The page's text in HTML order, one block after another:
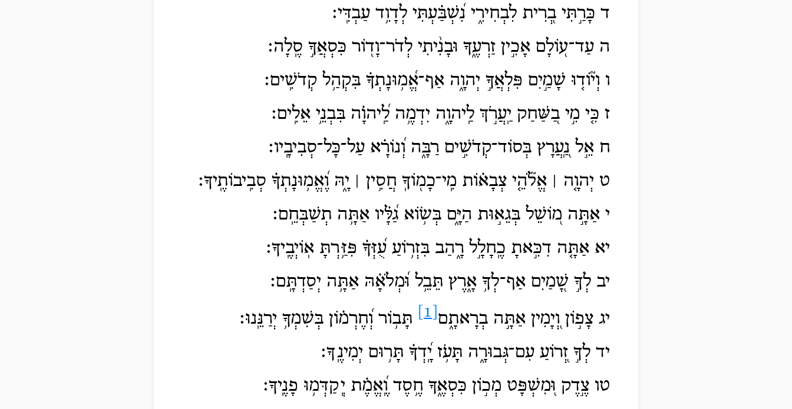
ד כָּרַ֣תִּי בְ֭רִית לִבְחִירִ֑י נִ֝שְׁבַּ֗עְתִּי לְדָוִ֥ד עַבְדִּֽי׃
ה עַד־ע֭וֹלָם אָכִ֣ין זַרְעֶ֑ךָ וּבָנִ֨יתִי לְדֹר־וָד֖וֹר כִּסְאֲךָ֣ סֶֽלָה׃
ו וְי֘וֹד֤וּ שָׁמַ֣יִם פִּלְאֲךָ֣ יְהוָ֑ה אַף־אֱ֝מ֥וּנָתְךָ֗ בִּקְהַ֥ל קְדֹשִֽׁים׃
ז כִּ֤י מִ֣י בַ֭שַּׁחַק יַֽעֲרֹ֣ךְ לַֽיהוָ֑ה יִדְמֶ֥ה לַֽ֝יהוָ֗ה בִּבְנֵ֥י אֵלִֽים׃
ח אֵ֣ל נַֽ֭עֲרָץ בְּסוֹד־קְדֹשִׁ֣ים רַבָּ֑ה וְ֝נוֹרָ֗א עַל־כָּל־סְבִיבָֽיו׃
ט יְהוָ֤ה ׀ אֱלֹ֘הֵ֤י צְבָא֗וֹת מִֽי־כָמ֖וֹךָֽ חֲסִ֥ין ׀ יָ֑הּ וֶ֝אֱמ֥וּנָתְךָ֗ סְבִֽיבוֹתֶֽיךָ׃
י אַתָּ֣ה מ֭וֹשֵׁל בְּגֵא֣וּת הַיָּ֑ם בְּשׂ֥וֹא גַ֝לָּ֗יו אַתָּ֥ה תְשַׁבְּחֵֽם׃
יא אַתָּ֤ה דִכִּ֣אתָ כֶֽחָלָ֣ל רָ֑הַב בִּזְר֥וֹעַ עֻ֝זְּךָ֗ פִּזַּ֥רְתָּ אֽוֹיְבֶֽיךָ׃
יב לְךָ֣ שָׁ֭מַיִם אַף־לְךָ֥ אָ֑רֶץ תֵּבֵ֥ל וּ֝מְלֹאָ֗הּ אַתָּ֥ה יְסַדְתָּֽם׃
יג צָפ֣וֹן וְ֭יָמִין אַתָּ֣ה בְרָאתָ֑ם
תָּב֥וֹר וְ֝חֶרְמ֗וֹן בְּשִׁמְךָ֥ יְרַנֵּֽנוּ׃
יד לְךָ֣ זְ֭רוֹעַ עִם־גְּבוּרָ֑ה תָּעֹ֥ז יָֽ֝דְךָ֗ תָּר֥וּם יְמִינֶֽךָ׃
טו צֶ֣דֶק וּ֭מִשְׁפָּט מְכ֣וֹן כִּסְאֶ֑ךָ חֶ֥סֶד וֶֽ֝אֱמֶ֗ת יְֽקַדְּמ֥וּ פָנֶֽיךָ׃